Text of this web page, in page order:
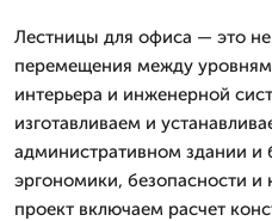
Лестницы для офиса — это
перемещения между
интерьера и инженерной
изготавливаем и
административном здании и
эргономики, безопасности и
проект включаем расчет